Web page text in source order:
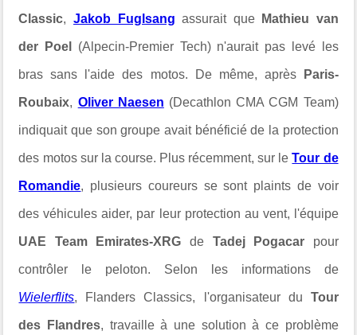
Classic, Jakob Fuglsang assurait que Mathieu van
der Poel (Alpecin-Premier Tech) n'aurait pas levé les
bras sans l'aide des motos. De même, après Paris-
Roubaix, Oliver Naesen (Decathlon CMA CGM Team)
indiquait que son groupe avait bénéficié de la protection
des motos sur la course. Plus récemment, sur leTour de
Romandie, plusieurs coureurs se sont plaints de voir
des véhicules aider, par leur protection au vent, l'équipe
UAE Team Emirates-XRG de Tadej Pogacar pour
contrôler le peloton. Selon les informations de
Wielerflits, Flanders Classics, l'organisateur du Tour
des Flandres, travaille à une solution à ce problème